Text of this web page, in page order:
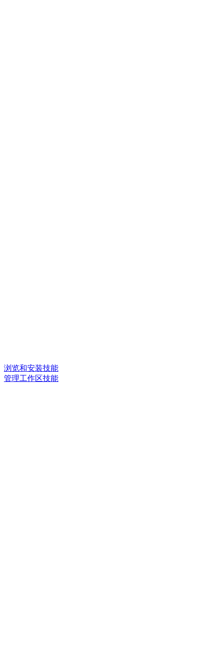
浏览和安装技能
管理工作区技能